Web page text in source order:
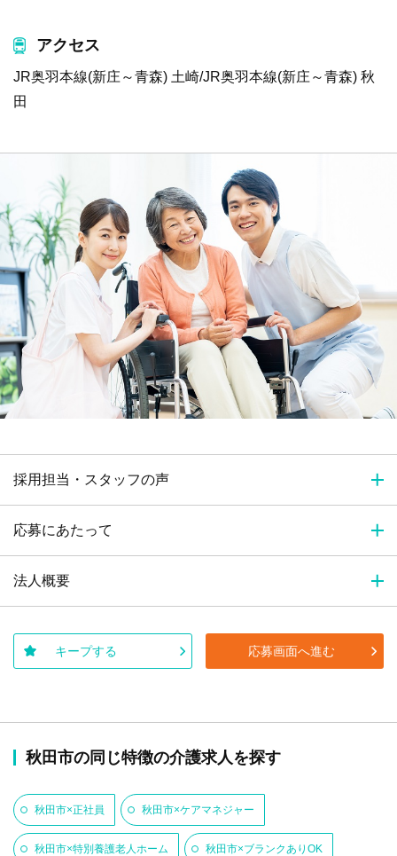
アクセス
JR奥羽本線(新庄～青森) 土崎/JR奥羽本線(新庄～青森) 秋
田
採用担当・スタッフの声
応募にあたって
法人概要
キープする 応募画面へ進む
秋田市の同じ特徴の介護求人を探す
秋田市×正社員 秋田市×ケアマネジャー
秋田市×特別養護老人ホーム 秋田市×ブランクありOK